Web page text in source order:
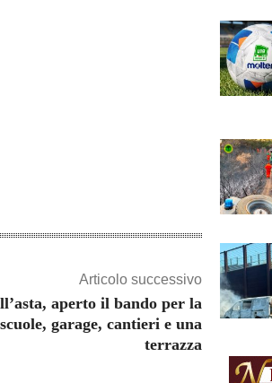
Articolo successivo
aperto il bando per la
garage, cantieri e una
terrazza